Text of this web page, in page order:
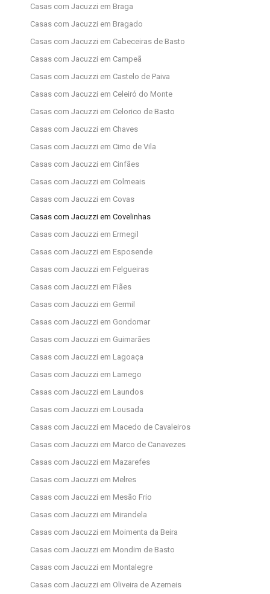
Casas com Jacuzzi em Braga
Casas com Jacuzzi em Bragado
Casas com Jacuzzi em Cabeceiras de Basto
Casas com Jacuzzi em Campeã
Casas com Jacuzzi em Castelo de Paiva
Casas com Jacuzzi em Celeiró do Monte
Casas com Jacuzzi em Celorico de Basto
Casas com Jacuzzi em Chaves
Casas com Jacuzzi em Cimo de Vila
Casas com Jacuzzi em Cinfães
Casas com Jacuzzi em Colmeais
Casas com Jacuzzi em Covas
Casas com Jacuzzi em Covelinhas
Casas com Jacuzzi em Ermegil
Casas com Jacuzzi em Esposende
Casas com Jacuzzi em Felgueiras
Casas com Jacuzzi em Fiães
Casas com Jacuzzi em Germil
Casas com Jacuzzi em Gondomar
Casas com Jacuzzi em Guimarães
Casas com Jacuzzi em Lagoaça
Casas com Jacuzzi em Lamego
Casas com Jacuzzi em Laundos
Casas com Jacuzzi em Lousada
Casas com Jacuzzi em Macedo de Cavaleiros
Casas com Jacuzzi em Marco de Canavezes
Casas com Jacuzzi em Mazarefes
Casas com Jacuzzi em Melres
Casas com Jacuzzi em Mesão Frio
Casas com Jacuzzi em Mirandela
Casas com Jacuzzi em Moimenta da Beira
Casas com Jacuzzi em Mondim de Basto
Casas com Jacuzzi em Montalegre
Casas com Jacuzzi em Oliveira de Azemeis